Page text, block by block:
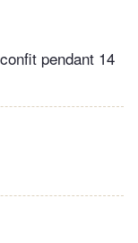
pendant 14